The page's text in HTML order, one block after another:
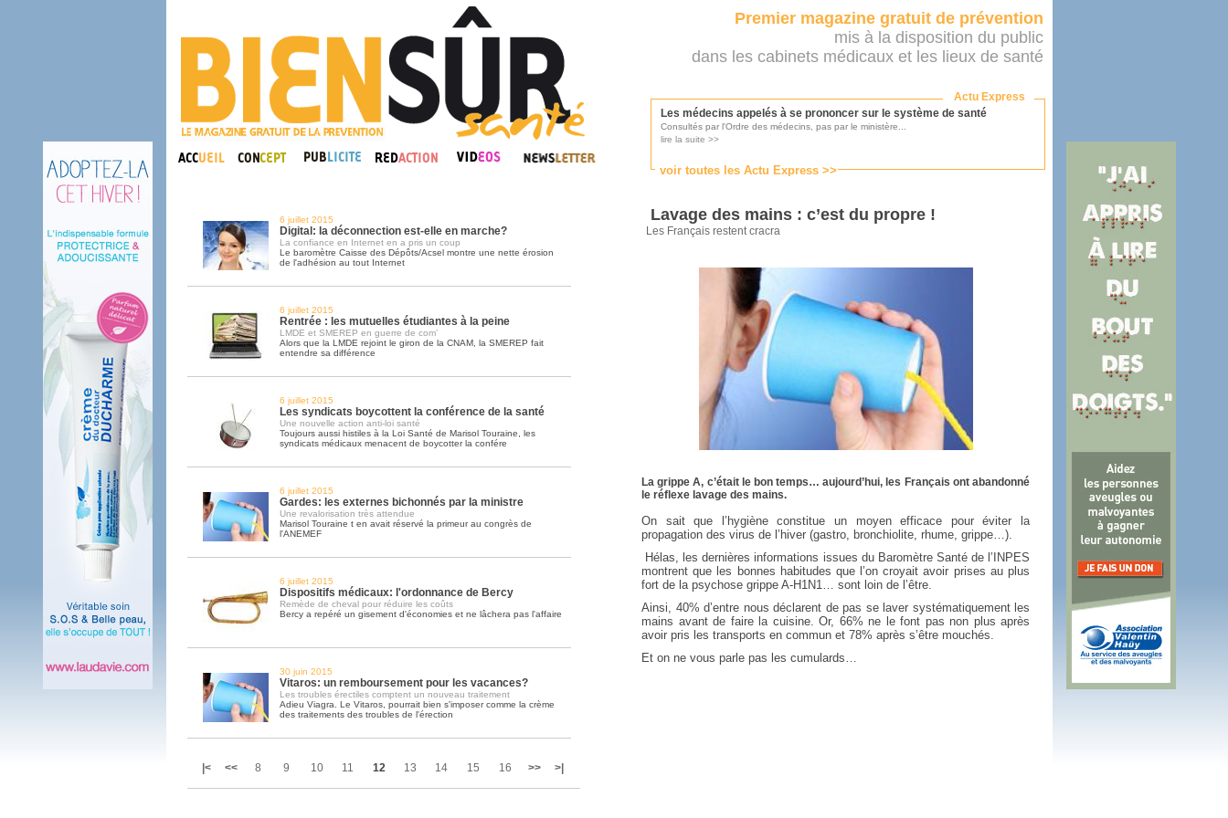
Premier magazine gratuit de prévention
mis à la disposition du public
dans les cabinets médicaux et les lieux de santé
Actu Express
voir toutes les Actu Express >>
Les médecins appelés à se prononcer sur le système de santé
Consultés par l'Ordre des médecins, pas par le ministère...
lire la suite >>
La pub au service des praticiens?
lire la suite >>
DMP, l'Arlésienne va devenir réalité
Déploiement prévu au 4ème trimestre 2016
Soins palliatifs: 40 millions de plus en 2016
La journée mondiale des soins palliatifs n'a pas été inutile
lire la suite >>
L'été: la meilleure saison pour venir au monde
6 juillet 2015
Digital: la déconnection est-elle en marche?
La confiance en Internet en a pris un coup
Le baromètre Caisse des Dépôts/Acsel montre une nette érosion
de l'adhésion au tout Internet
6 juillet 2015
Rentrée : les mutuelles étudiantes à la peine
LMDE et SMEREP en guerre de com’
Alors que la LMDE rejoint le giron de la CNAM, la SMEREP fait
entendre sa différence
6 juillet 2015
Les syndicats boycottent la conférence de la santé
Une nouvelle action anti-loi santé
Toujours aussi histiles à la Loi Santé de Marisol Touraine, les
syndicats médicaux menacent de boycotter la confére
6 juillet 2015
Gardes: les externes bichonnés par la ministre
Une revalorisation très attendue
Marisol Touraine t en avait réservé la primeur au congrès de
l'ANEMEF
6 juillet 2015
Dispositifs médicaux: l'ordonnance de Bercy
Remède de cheval pour réduire les coûts
Bercy a repéré un gisement d'économies et ne lâchera pas l'affaire
30 juin 2015
Vitaros: un remboursement pour les vacances?
Les troubles érectiles comptent un nouveau traitement
Adieu Viagra. Le Vitaros, pourrait bien s'imposer comme la crème
des traitements des troubles de l'érection
|< << 8 9 10 11 12 13 14 15 16 >> >|
Lavage des mains : c’est du propre !
Les Français restent cracra
La grippe A, c’était le bon temps… aujourd’hui, les Français ont abandonné
le réflexe lavage des mains.
On sait que l’hygiène constitue un moyen efficace pour éviter la
propagation des virus de l’hiver (gastro, bronchiolite, rhume, grippe…).
Hélas, les dernières informations issues du Baromètre Santé de l’INPES
montrent que les bonnes habitudes que l’on croyait avoir prises au plus
fort de la psychose grippe A-H1N1… sont loin de l’être.
Ainsi, 40% d’entre nous déclarent de pas se laver systématiquement les
mains avant de faire la cuisine. Or, 66% ne le font pas non plus après
avoir pris les transports en commun et 78% après s’être mouchés.
Et on ne vous parle pas les cumulards…